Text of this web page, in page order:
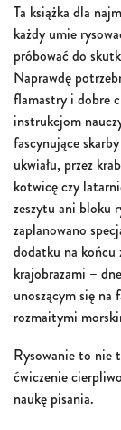
Ta książka dla
każdy umie
próbować do
Naprawdę
flamastry i dobre
instrukcjom
fascynujące
ukwiału, przez
kotwicę czy
zeszytu ani bloku
zaplanowano
dodatku na końcu
krajobrazami –
unoszącym się na
rozmaitymi
Rysowanie to nie
ćwiczenie
naukę pisania.